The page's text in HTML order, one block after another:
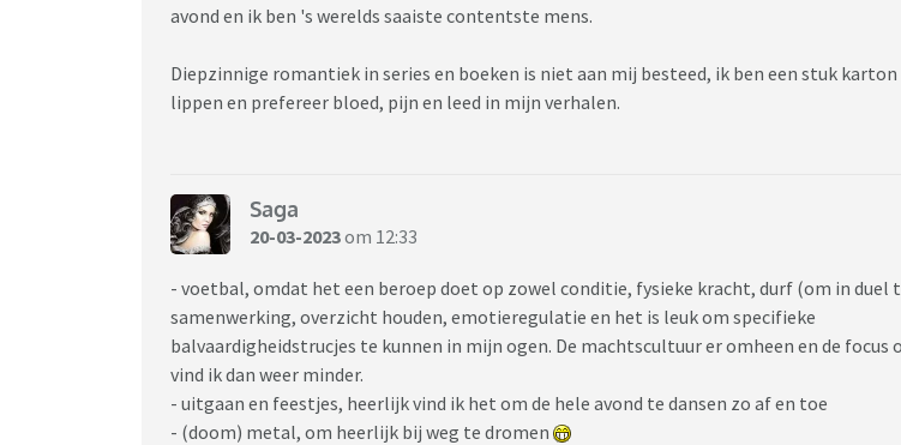
avond en ik ben 's werelds saaiste contentste mens.
Diepzinnige romantiek in series en boeken is niet aan mij besteed, ik ben een stuk
lippen en prefereer bloed, pijn en leed in mijn verhalen.
Saga
20-03-2023om 12:33
- voetbal, omdat het een beroep doet op zowel conditie, fysieke kracht, durf (om in duel
samenwerking, overzicht houden, emotieregulatie en het is leuk om specifieke
balvaardigheidstrucjes te kunnen in mijn ogen. De machtscultuur er omheen en de focus
vind ik dan weer minder.
- uitgaan en feestjes, heerlijk vind ik het om de hele avond te dansen zo af en toe
- (doom) metal, om heerlijk bij weg te dromen